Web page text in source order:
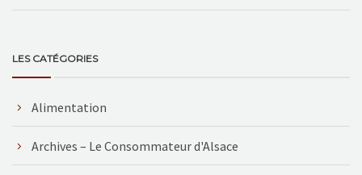
LES CATÉGORIES
Alimentation
Archives – Le Consommateur d'Alsace